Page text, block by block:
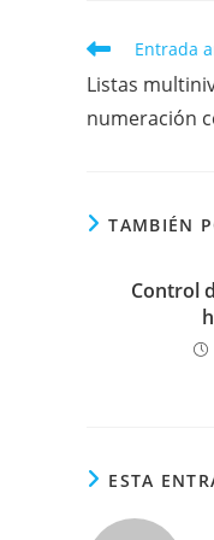
Leer
artículos
Entrada
Listas
numeración
TAMBIÉN
Control
ESTA